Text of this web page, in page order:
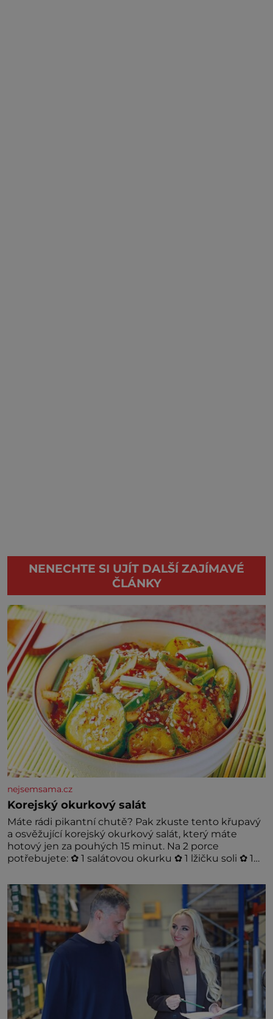
NENECHTE SI UJÍT DALŠÍ ZAJÍMAVÉ
ČLÁNKY
nejsemsama.cz
Korejský okurkový salát
Máte rádi pikantní chutě? Pak zkuste tento křupavý
a osvěžující korejský okurkový salát, který máte
hotový jen za pouhých 15 minut. Na 2 porce
potřebujete: ✿ 1 salátovou okurku ✿ 1 lžičku soli ✿ 1
rýžového octa ✿ 1 lžičku sezamového oleje ✿ 1 lžičku
chilli ✿ 1 lžičku cukru ✿ 1 jarní cibulku ✿ 1 lžíci
sezamových semínek